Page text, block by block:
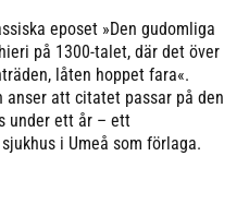
eposet »Den gudomliga
på 1300-talet, där det över
låten hoppet fara«.
anser att citatet passar på den
under ett år – ett
i Umeå som förlaga.